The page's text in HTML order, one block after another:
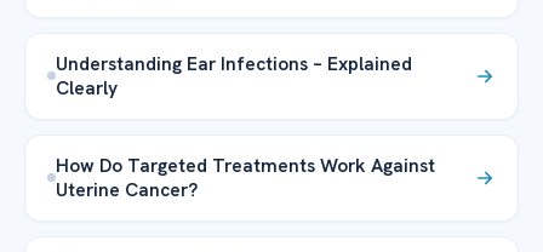
Understanding Ear Infections – Explained
Clearly
How Do Targeted Treatments Work Against
Uterine Cancer?